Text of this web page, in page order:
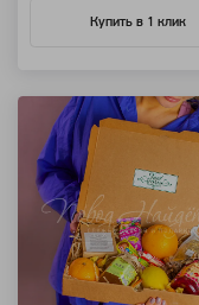
Купить в 1 клик